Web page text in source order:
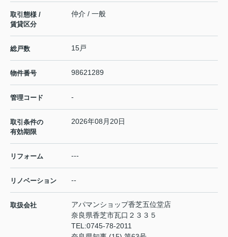
取引態様 /
賃貸区分
仲介 / 一般
総戸数 15戸
物件番号 98621289
管理コード -
取引条件の
有効期限
2026年08月20日
リフォーム ---
リノベーション --
取扱会社
アパマンショップ香芝五位堂店
奈良県香芝市瓦口２３３５
TEL:0745-78-2011